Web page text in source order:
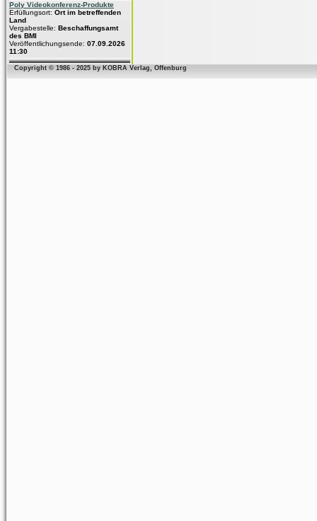
Poly Videokonferenz-Produkte
Erfüllungsort: Ort im betreffenden
Land
Vergabestelle: Beschaffungsamt
des BMI
Veröffentlichungsende: 07.09.2026
11:30
Copyright © 1986 - 2025 by KOBRA Verlag, Offenburg